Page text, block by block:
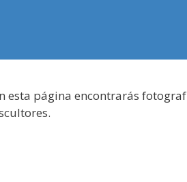
esta página encontrarás